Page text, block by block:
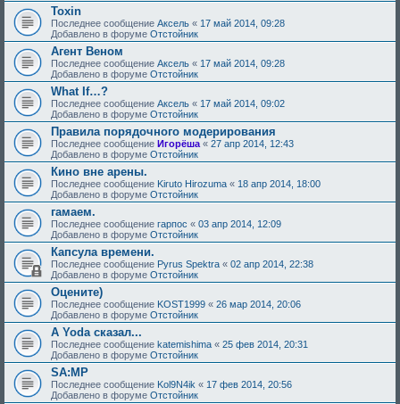
Toxin
Последнее сообщение Аксель « 17 май 2014, 09:28
Добавлено в форуме Отстойник
Агент Веном
Последнее сообщение Аксель « 17 май 2014, 09:28
Добавлено в форуме Отстойник
What If…?
Последнее сообщение Аксель « 17 май 2014, 09:02
Добавлено в форуме Отстойник
Правила порядочного модерирования
Последнее сообщение Игорёша « 27 апр 2014, 12:43
Добавлено в форуме Отстойник
Кино вне арены.
Последнее сообщение Kiruto Hirozuma « 18 апр 2014, 18:00
Добавлено в форуме Отстойник
гамаем.
Последнее сообщение гарпос « 03 апр 2014, 12:09
Добавлено в форуме Отстойник
Капсула времени.
Последнее сообщение Pyrus Spektra « 02 апр 2014, 22:38
Добавлено в форуме Отстойник
Оцените)
Последнее сообщение KOST1999 « 26 мар 2014, 20:06
Добавлено в форуме Отстойник
А Yoda сказал...
Последнее сообщение katemishima « 25 фев 2014, 20:31
Добавлено в форуме Отстойник
SA:MP
Последнее сообщение Kol9N4ik « 17 фев 2014, 20:56
Добавлено в форуме Отстойник